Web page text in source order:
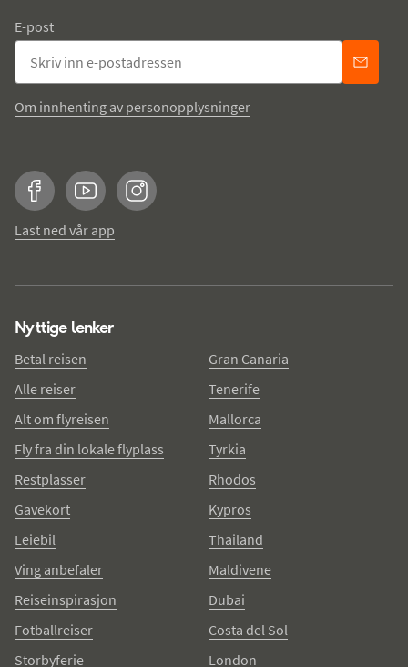
E-post
Om innhenting av personopplysninger
FacebookYouTubeInstagram
Last ned vår app
Nyttige lenker
Betal reisen
Alle reiser
Alt om flyreisen
Fly fra din lokale flyplass
Restplasser
Gavekort
Leiebil
Ving anbefaler
Reiseinspirasjon
Fotballreiser
Storbyferie
Gran Canaria
Tenerife
Mallorca
Tyrkia
Rhodos
Kypros
Thailand
Maldivene
Dubai
Costa del Sol
London